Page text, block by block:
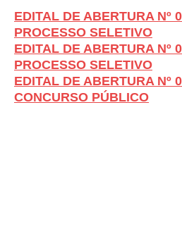
EDITAL DE ABERTURA Nº
PROCESSO SELETIVO
EDITAL DE ABERTURA Nº
PROCESSO SELETIVO
EDITAL DE ABERTURA Nº
CONCURSO PÚBLICO